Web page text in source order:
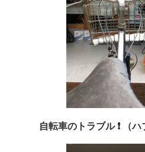
自転車のトラブル ❗️ （